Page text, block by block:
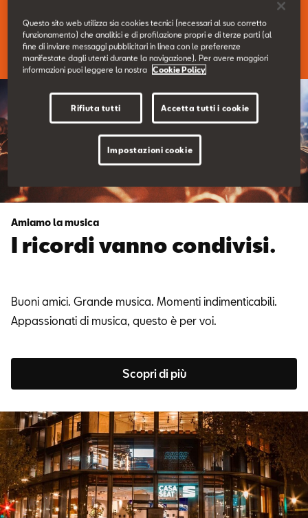
Configuratore
Guarda il video
Amiamo la musica
I ricordi vanno condivisi.
Buoni amici. Grande musica. Momenti indimenticabili.
Appassionati di musica, questo è per voi.
Scopri di più
Questo sito web utilizza sia cookies tecnici (necessari al suo corretto
funzionamento) che analitici e di profilazione propri e di terze parti (al
fine di inviare messaggi pubblicitari in linea con le preferenze
manifestate dagli utenti durante la navigazione). Per avere maggiori
informazioni puoi leggere la nostra
Cookie Policy
Rifiuta tutti Accetta tutti i cookie
Impostazioni cookie